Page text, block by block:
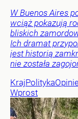
W Buenos Aires
wciąż pokazują
bliskich
Ich dramat
jest historią
nie została
KrajPolityka
Wprost